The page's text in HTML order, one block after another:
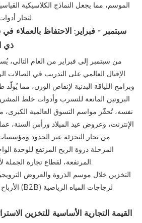
الموسم، مما يجعل النماذج الكلاسيكية
لتجار أدوات الشرب في قطاع الأعمال.
ذي
من سبتمبر إلى فبراير من العام التالي،
الإقبال العالمي على التدريب في الصالات
وبرامج اللياقة البدنية لإنقاص الوزن، مما
البروتين المانعة للتسرب وأدوات خلط
نفسه، تُحفّز مواسم التسوق العالمية الكبرى،
الإنترنت، وعروض عيد الميلاد ورأس السنة،
من تجار التجزئة عبر الحدود ومؤسسات
المرحلة ذروة الربح المرتفع للوحدة
المرتفعة، لقطاع تجارة الجملة لأدوات المشروبات الرياضية.
1.3 القيمة التجارية الأساسية للتخزين